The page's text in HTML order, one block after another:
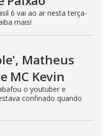
6 vai ao ar nesta terça-
mais!
Matheus
MC Kevin
o youtuber e
confinado quando